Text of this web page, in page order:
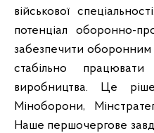
військової
потенціал оборонно-
забезпечити оборонним
стабільно
виробництва. Це
Міноборони,
Наше першочергове